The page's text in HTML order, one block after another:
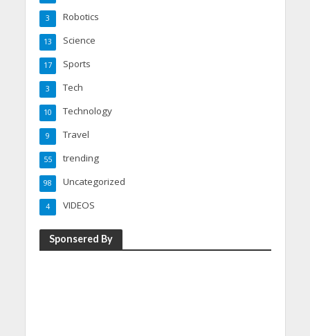
Robotics
3
Science
13
Sports
17
Tech
3
Technology
10
Travel
9
trending
55
Uncategorized
98
VIDEOS
4
Sponsered By